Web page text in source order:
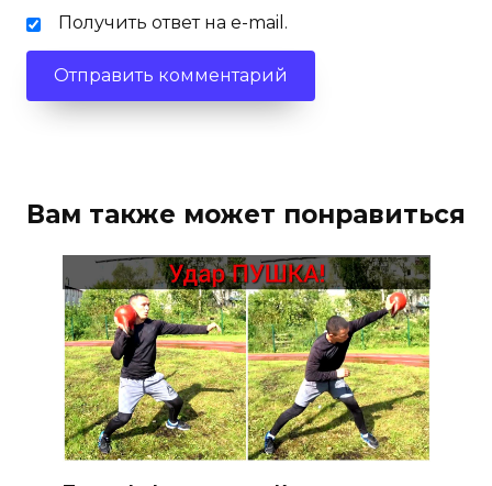
Получить ответ на e-mail.
Вам также может понравиться